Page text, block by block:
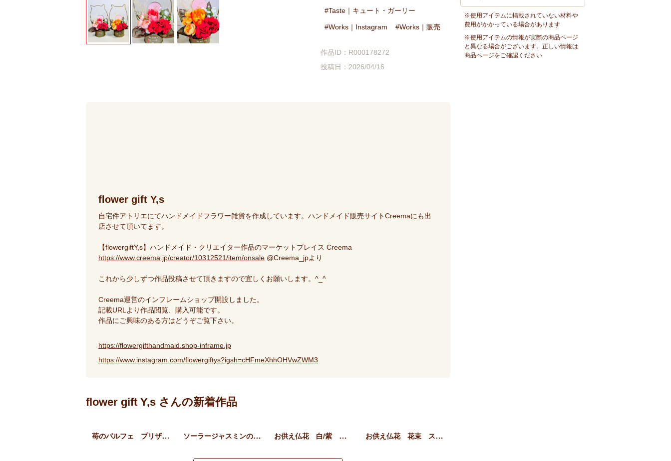
Taste｜キュート・ガーリー
Works｜Instagram Works｜販売
作品ID：R000178272
投稿日：2026/04/16
flower gift Y,s
自宅件アトリエにてハンドメイドフラワー雑貨を作成しています。ハンドメイド販売サイトCreemaにも出
店させて頂いてます。
【flowergiftY,s】ハンドメイド・クリエイター作品のマーケットプレイス Creema
https://www.creema.jp/creator/10312521/item/onsale @Creema_jpより
これから少しずつ作品投稿させて頂きますので宜しくお願いします。^_^
Creema運営のインフレームショップ開設しました。
記載URLより作品閲覧、購入可能です。
作品にご興味のある方はどうぞご覧下さい。
https://flowergifthandmaid.shop-inframe.jp
https://www.instagram.com/flowergiftys?igsh=cHFmeXhhOHVwZWM3
flower gift Y,s さんの新着作品
苺のパルフェ プリザーブド… ソーラージャスミンのお供え… お供え仏花 白/紫 プリザ… お供え仏花 花束 スタンデ…
※使用アイテムに掲載されていない材料や
費用がかかっている場合があります
※使用アイテムの情報が実際の商品ページ
と異なる場合がございます。正しい情報は
商品ページをご確認ください